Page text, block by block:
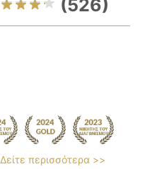
(526)
Δείτε περισσότερα >>